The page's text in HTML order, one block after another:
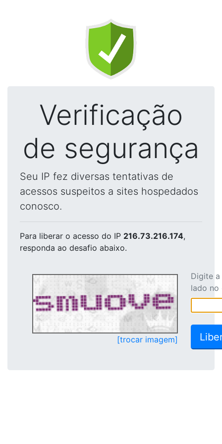
Verificação
de segurança
Seu IP fez diversas tentativas de
acessos suspeitos a sites hospedados
conosco.
Para liberar o acesso do IP 216.73.216.174,
responda ao desafio abaixo.
[trocar imagem]
Digite
lado no